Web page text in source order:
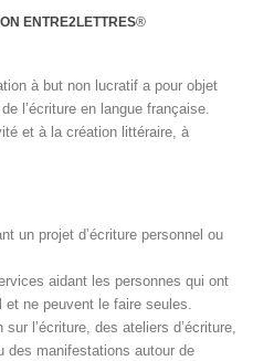
ENTRE2LETTRES®
à but non lucratif a pour objet
l’écriture en langue française.
et à la création littéraire, à
un projet d’écriture personnel ou
aidant les personnes qui ont
et ne peuvent le faire seules.
l’écriture, des ateliers d’écriture,
des manifestations autour de